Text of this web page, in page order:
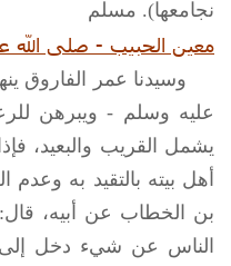
نجامعها). مسلم
معين الحبيب - صلى الله
وسيدنا عمر الفاروق
عليه وسلم - ويبرهن
يشمل القريب والبعيد،
أهل بيته بالتقيد به
بن الخطاب عن أبيه،
الناس عن شيء دخل إلى